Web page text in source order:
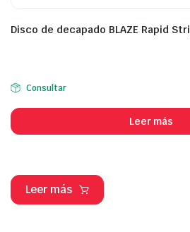
Disco de decapado BLAZE Rapid
Consultar
Leer más
Leer más